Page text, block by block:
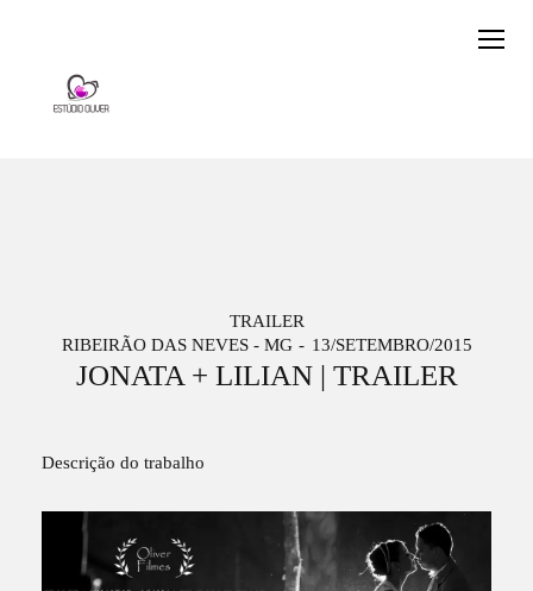
TRAILER
RIBEIRÃO DAS NEVES - MG
13/SETEMBRO/2015
JONATA + LILIAN | TRAILER
Descrição do trabalho